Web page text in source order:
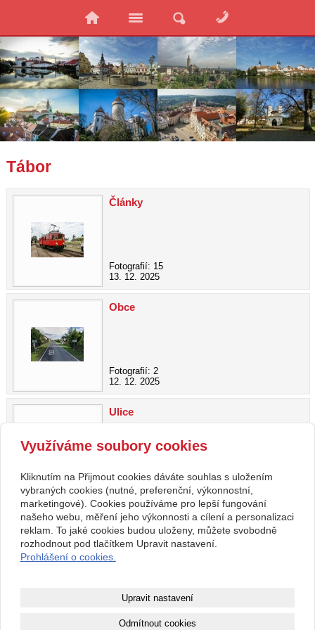
Tábor
Články
Fotografií: 15
13. 12. 2025
Obce
Fotografií: 2
12. 12. 2025
Ulice
Fotografií: 17
12. 12. 2025
zpět
Kontakt
www.regionalnimagaziny.cz
Youtube
Využíváme soubory cookies
Kliknutím na Přijmout cookies dáváte souhlas s uložením
vybraných cookies (nutné, preferenční, výkonnostní,
marketingové). Cookies používáme pro lepší fungování
našeho webu, měření jeho výkonnosti a cílení a personalizaci
reklam. To jaké cookies budou uloženy, můžete svobodně
rozhodnout pod tlačítkem Upravit nastavení.
Prohlášení o cookies.
Upravit nastavení
Odmítnout cookies